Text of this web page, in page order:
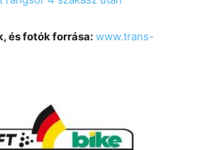
és fotók forrása: www.trans-